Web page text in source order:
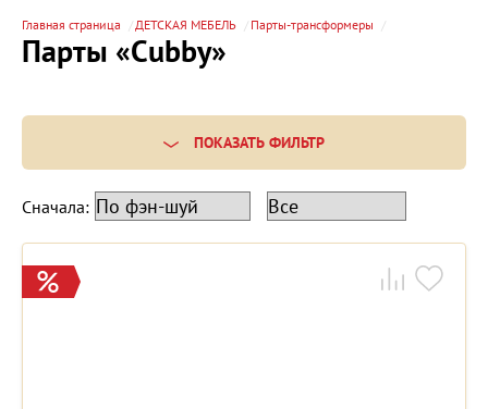
Главная страница ДЕТСКАЯ МЕБЕЛЬ Парты-трансформеры
Парты «Cubby»
ПОКАЗАТЬ ФИЛЬТР
Сначала: